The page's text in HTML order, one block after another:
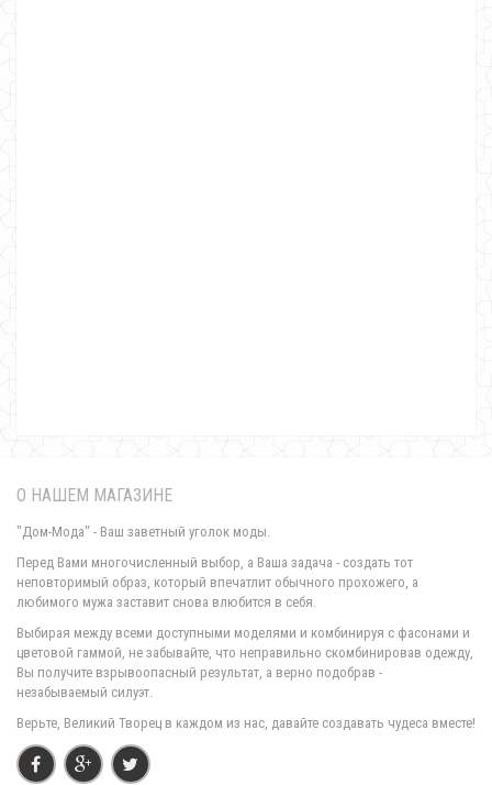
710.00грн.
О НАШЕМ МАГАЗИНЕ
"Дом-Мода" - Ваш заветный уголок моды.
Перед Вами многочисленный выбор, а Ваша задача - создать тот
неповторимый образ, который впечатлит обычного прохожего, а
любимого мужа заставит снова влюбится в себя.
Выбирая между всеми доступными моделями и комбинируя с фасонами и
цветовой гаммой, не забывайте, что неправильно скомбинировав одежду,
Вы получите взрывоопасный результат, а верно подобрав -
незабываемый силуэт.
Верьте, Великий Творец в каждом из нас, давайте создавать чудеса вместе!